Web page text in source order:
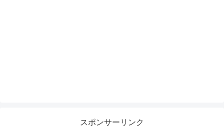
スポンサーリンク